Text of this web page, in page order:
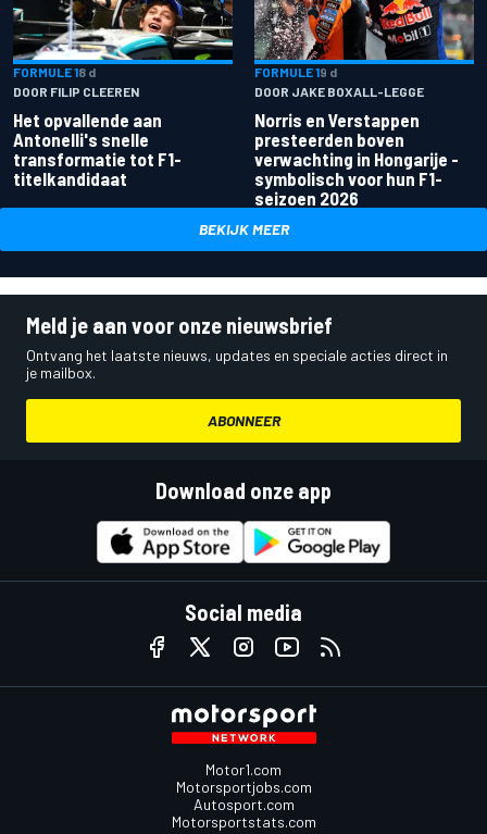
FORMULE 18 d
DOOR FILIP CLEEREN
Het opvallende aan
Antonelli's snelle
transformatie tot F1-
titelkandidaat
FORMULE 19 d
DOOR JAKE BOXALL-LEGGE
Norris en Verstappen
presteerden boven
verwachting in Hongarije -
symbolisch voor hun F1-
seizoen 2026
BEKIJK MEER
Meld je aan voor onze nieuwsbrief
Ontvang het laatste nieuws, updates en speciale acties direct in
je mailbox.
ABONNEER
Download onze app
Social media
Motor1.com
Motorsportjobs.com
Autosport.com
Motorsportstats.com